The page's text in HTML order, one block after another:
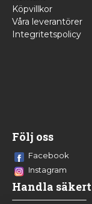
Köpvillkor
Våra leverantörer
Integritetspolicy
Följ oss
Facebook
Instagram
Handla säkert